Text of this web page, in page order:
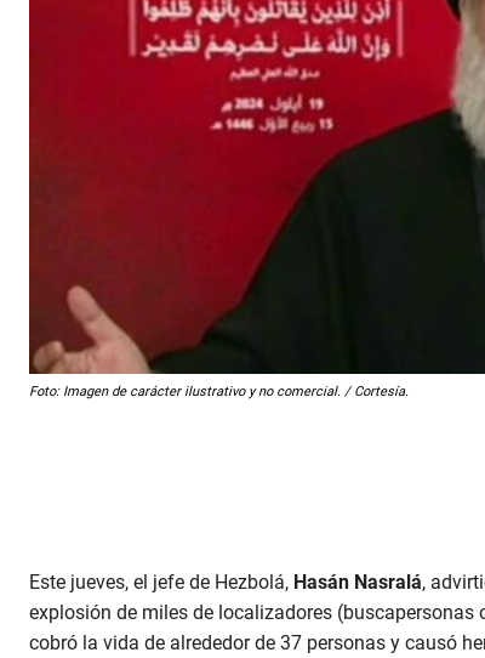
Foto: Imagen de carácter ilustrativo y no comercial. / Cortesía.
Este jueves, el jefe de Hezbolá, Hasán Nasralá,
explosión de miles de localizadores (buscapersonas
cobró la vida de alrededor de 37 personas y causó